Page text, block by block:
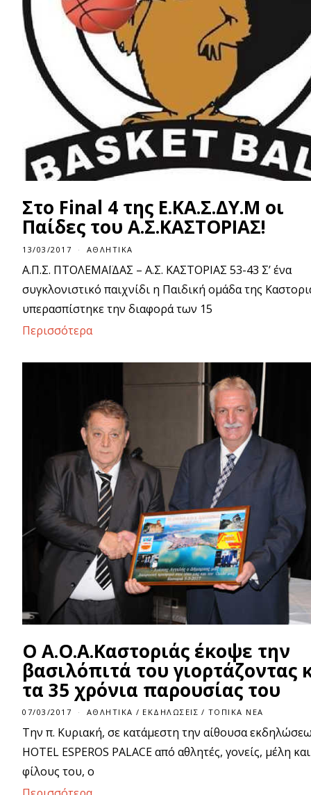
Στο Final 4 της Ε.ΚΑ.Σ.ΔΥ.Μ οι
Παίδες του Α.Σ.ΚΑΣΤΟΡΙΑΣ!
13/03/2017
/
3
2
1
ΑΘΛΗΤΙΚΆ
Α.Π.Σ. ΠΤΟΛΕΜΑΪΔΑΣ – Α.Σ. ΚΑΣΤΟΡΙΑΣ 53-43 Σ’ ένα
συγκλονιστικό παιχνίδι η Παιδική ομάδα της
υπερασπίστηκε την διαφορά των 15
Περισσότερα
Ο Α.Ο.Α.Καστοριάς έκοψε την
βασιλόπιτά του γιορτάζοντας
τα 35 χρόνια παρουσίας του
07/03/2017
/
3
2
ΑΘΛΗΤΙΚΆ / ΕΚΔΗΛΏΣΕΙΣ / ΤΟΠΙΚΆ ΝΈΑ
Την π. Κυριακή, σε κατάμεστη την αίθουσα
HOTEL ESPEROS PALACE από αθλητές, γονείς, μέλη και
φίλους του, ο